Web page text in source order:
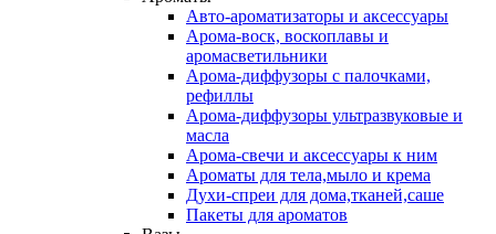
Авто-ароматизаторы и аксессуары
Арома-воск, воскоплавы и
аромасветильники
Арома-диффузоры с палочками,
рефиллы
Арома-диффузоры ультразвуковые и
масла
Арома-свечи и аксессуары к ним
Ароматы для тела,мыло и крема
Духи-спреи для дома,тканей,саше
Пакеты для ароматов